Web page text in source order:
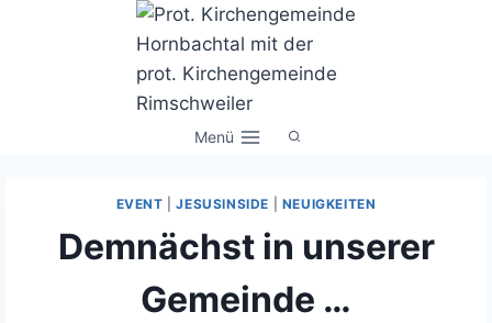
Menü
EVENT |JESUSINSIDE NEUIGKEITEN
Demnächst in unserer
Gemeinde …